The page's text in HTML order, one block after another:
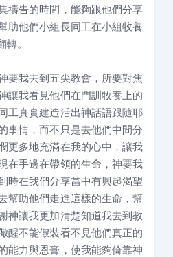
禱告的時間，能夠跟他們分享
助他們小組長同工在小組牧養
。
要我去到五尖教會，所要對焦
讓我看見他們在門訓牧養上的
工真實建造活出神話語跟隨耶
事情，而不只是去他們中間分
更多地充滿在我的心中，讓我
在手邊在帶領的生命，神要我
時在我們分享當中有興起渴望
幫助他們走進這樣的生命，幫
神讓我更加清楚知道我去到教
醒不能假裝看不見他們真正的
能力與恩膏，使我能夠倚靠神